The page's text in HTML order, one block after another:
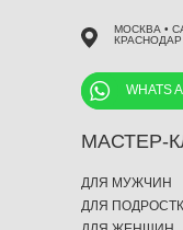
МАСТЕР-
WHATS
МОСКВА •
ДЛЯ МУЖЧИН
ДЛЯ